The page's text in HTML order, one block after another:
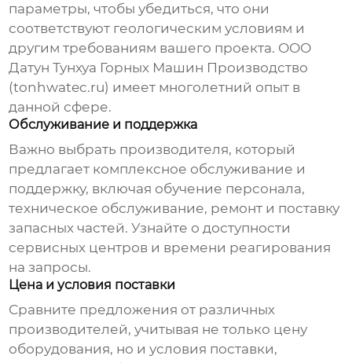
параметры, чтобы убедиться, что они
соответствуют геологическим условиям и
другим требованиям вашего проекта. ООО
Датун Тунхуа Горных Машин Производство
(tonhwatec.ru) имеет многолетний опыт в
данной сфере.
Обслуживание и поддержка
Важно выбрать производителя, который
предлагает комплексное обслуживание и
поддержку, включая обучение персонала,
техническое обслуживание, ремонт и поставку
запасных частей. Узнайте о доступности
сервисных центров и времени реагирования
на запросы.
Цена и условия поставки
Сравните предложения от различных
производителей, учитывая не только цену
оборудования, но и условия поставки,